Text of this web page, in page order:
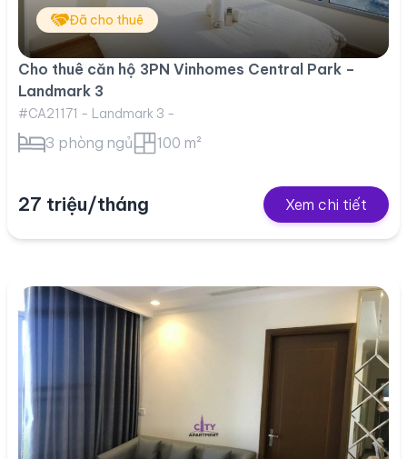
Đã cho thuê
Cho thuê căn hộ 3PN Vinhomes Central Park –
Landmark 3
#CA21171 - Landmark 3 -
3 phòng ngủ 100 m²
27 triệu/tháng Xem chi tiết